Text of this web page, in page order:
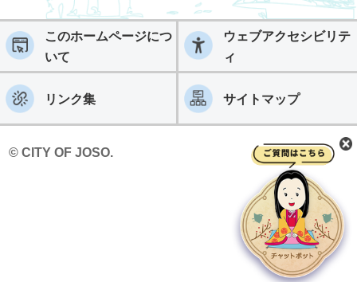
このホームページにつ
いて
ウェブアクセシビリテ
ィ
リンク集 サイトマップ
© CITY OF JOSO.